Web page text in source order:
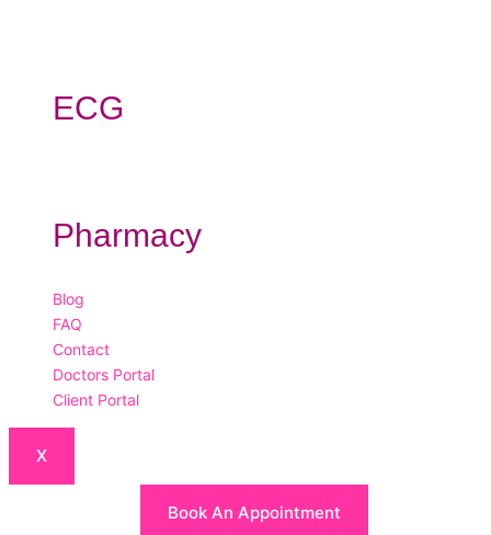
ECG
Pharmacy
Blog
FAQ
Contact
Doctors Portal
Client Portal
X
Book An Appointment